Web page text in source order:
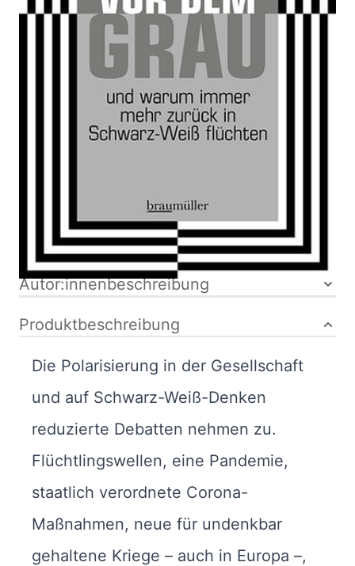
Braumüller
02.09.2024
144 Seiten
Bibliografische Daten
Autor:innenbeschreibung
Produktbeschreibung
Die Polarisierung in der Gesellschaft
und auf Schwarz-Weiß-Denken
reduzierte Debatten nehmen zu.
Flüchtlingswellen, eine Pandemie,
staatlich verordnete Corona-
Maßnahmen, neue für undenkbar
gehaltene Kriege – auch in Europa –,